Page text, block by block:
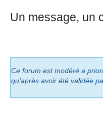
Un message, un
Ce forum est modéré a
qu’après avoir été validée